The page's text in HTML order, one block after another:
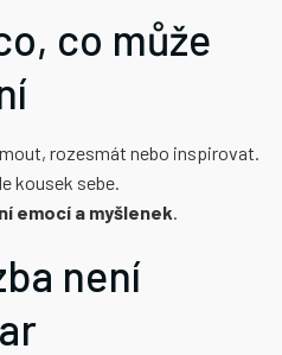
co může
rozesmát nebo inspirovat.
kousek sebe.
emocí a myšlenek
není